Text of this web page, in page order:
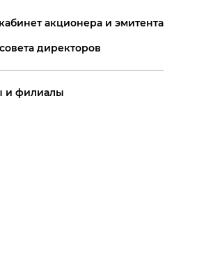
акционера и эмитента
директоров
и филиалы